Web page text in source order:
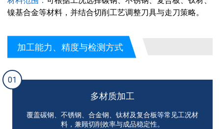
镍基合金等材料，并结合切削工艺调整刀具与走刀策略。
加工能力、精度与检测方式
01
多材质加工
覆盖碳钢、不锈钢、合金钢、钛材及复合板等常见工况材
料，兼顾切削效率与成品稳定性。